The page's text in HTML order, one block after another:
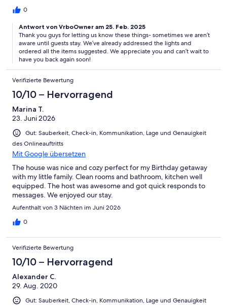
only 3, we bought 3 more. *buy another chair for kitchen table,
4th seat. *bowls, to eat cereal out of, we bought paper to cover
the trip. *check for burned out lightbulbs. *lawn chairs of some
sort we bought 2 from Walmart for extra chairs outside. *plastic
chairs are cracked and pinches the arm , check them out. *clean
cushions outdoors, they are really dirty. We cleaned them the
doing a very good job. *paint, as we sat in back of house, the
back wall of house really needs painting. In bedrooms, lay on
bed, look up. Just some touch up goes a long way. If owners did
some spiffing up they could ask more for house. I must say this
was the least we have spent on a home in La Quinta. So, we got
what we paid for. Thank you
0
Antwort von VrboOwner am 25. Feb. 2025
Thank you guys for letting us know these things- sometimes we aren’t
aware until guests stay. We’ve already addressed the lights and
ordered all the items suggested. We appreciate you and can’t wait to
have you back again soon!
Verifizierte Bewertung
10/10 – Hervorragend
Marina T.
23. Juni 2026
Gut: Sauberkeit, Check-in, Kommunikation, Lage und Genauigkeit
des Onlineauftritts
Mit Google übersetzen
The house was nice and cozy perfect for my Birthday getaway
with my little family. Clean rooms and bathroom, kitchen well
equipped. The host was awesome and got quick responds to
messages. We enjoyed our stay.
Aufenthalt von 3 Nächten im Juni 2026
0
Verifizierte Bewertung
10/10 – Hervorragend
Alexander C.
29. Aug. 2020
Gut: Sauberkeit, Check-in, Kommunikation, Lage und Genauigkeit